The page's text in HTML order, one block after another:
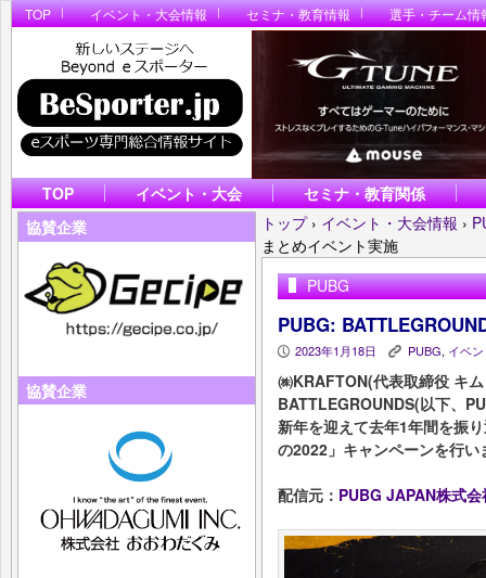
TOP イベント・大会情報 セミナ・教育情報 選手・チーム情
TOP イベント・大会
セミナ・教育関係
協賛企業
協賛企業
トップ › イベント・大会情報 ›
まとめイベント実施
PUBG
PUBG:
P 2023年1月18日 K PUBG, イベ
㈱KRAFTON(代表取締役 キ
BATTLEGROUNDS(以下、
新年を迎えて去年1年間を振
の2022」キャンペーンを行い
配信元： PUBG JAPAN株式会